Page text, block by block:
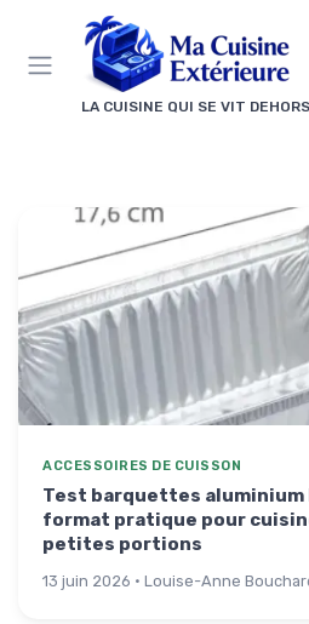
LA CUISINE QUI SE VIT DEHORS
ACCESSOIRES DE CUISSON
Test barquettes aluminium
format pratique pour
petites portions
13 juin 2026 · Louise-Anne
Panneau de gestion des cookies